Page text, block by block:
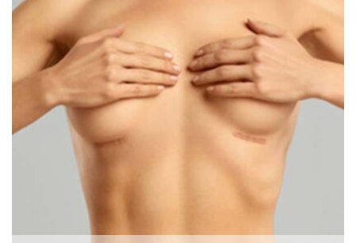
Recuperação após o
implante mamário
em 24h: entenda
como é possível